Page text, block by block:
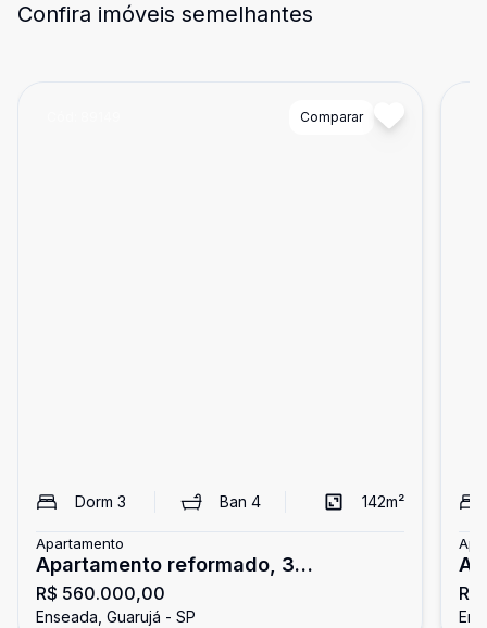
Confira imóveis semelhantes
Comparar
Dorm 3 Ban 4 142m²
Apartamento
Apartamento reformado, 3
dormitórios, Enseada, Guarujá
R$ 560.000,00
Enseada, Guarujá - SP